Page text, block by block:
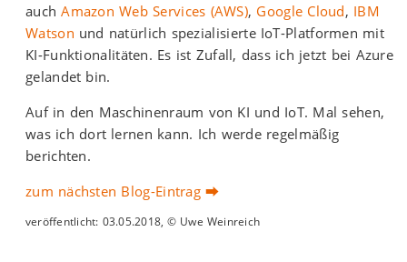
auchAmazon Web Services (AWS), Google Cloud, IBM
Watson und natürlich spezialisierte IoT-Platformen mit
KI-Funktionalitäten. Es ist Zufall, dass ich jetzt bei Azure
gelandet bin.
Auf in den Maschinenraum von KI und IoT. Mal sehen,
was ich dort lernen kann. Ich werde regelmäßig
berichten.
zum nächsten Blog-Eintrag ⮕
veröffentlicht: 03.05.2018, © Uwe Weinreich